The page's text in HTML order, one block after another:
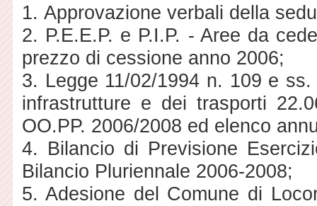
1. Approvazione verbali della
2. P.E.E.P. e P.I.P. - Aree da
prezzo di cessione anno 2006;
3. Legge 11/02/1994 n. 109 e
infrastrutture e dei trasporti
OO.PP. 2006/2008 ed elenco
4. Bilancio di Previsione
Bilancio Pluriennale 2006-2008;
5. Adesione del Comune di